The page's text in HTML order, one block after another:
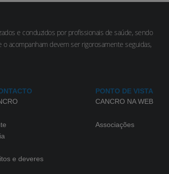
e conduzidos por profissionais de saúde, sendo
acompanham devem ser rigorosamente seguidas,
e deveres
PONTO DE VISTA
CANCRO NA WEB
Associações